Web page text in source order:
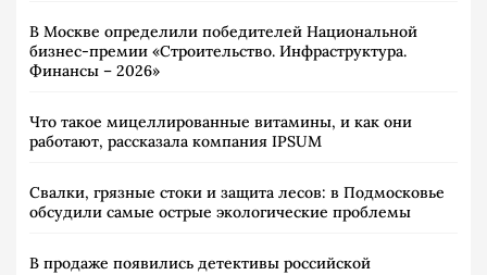
В Москве определили победителей Национальной
бизнес-премии «Строительство. Инфраструктура.
Финансы – 2026»
Что такое мицеллированные витамины, и как они
работают, рассказала компания IPSUM
Свалки, грязные стоки и защита лесов: в Подмосковье
обсудили самые острые экологические проблемы
В продаже появились детективы российской